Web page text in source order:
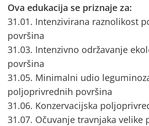
Ova edukacija se priznaje za:
31.01. Intenzivirana raznolikost
površina
31.03. Intenzivno održavanje
površina
31.05. Minimalni udio
poljoprivrednih površina
31.06. Konzervacijska
31.07. Očuvanje travnjaka velike